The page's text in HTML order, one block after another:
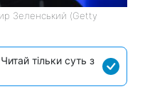
Зеленський (Getty
тільки суть з